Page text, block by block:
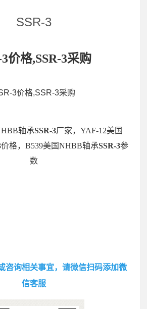
SSR-3
3价格,SSR-3采购
3价格,SSR-3采购
轴承SSR-3厂家，YAF-12美国
价格，B539美国NHBB轴承SSR-3参
数
咨询相关事宜，请微信扫码添加微
信客服